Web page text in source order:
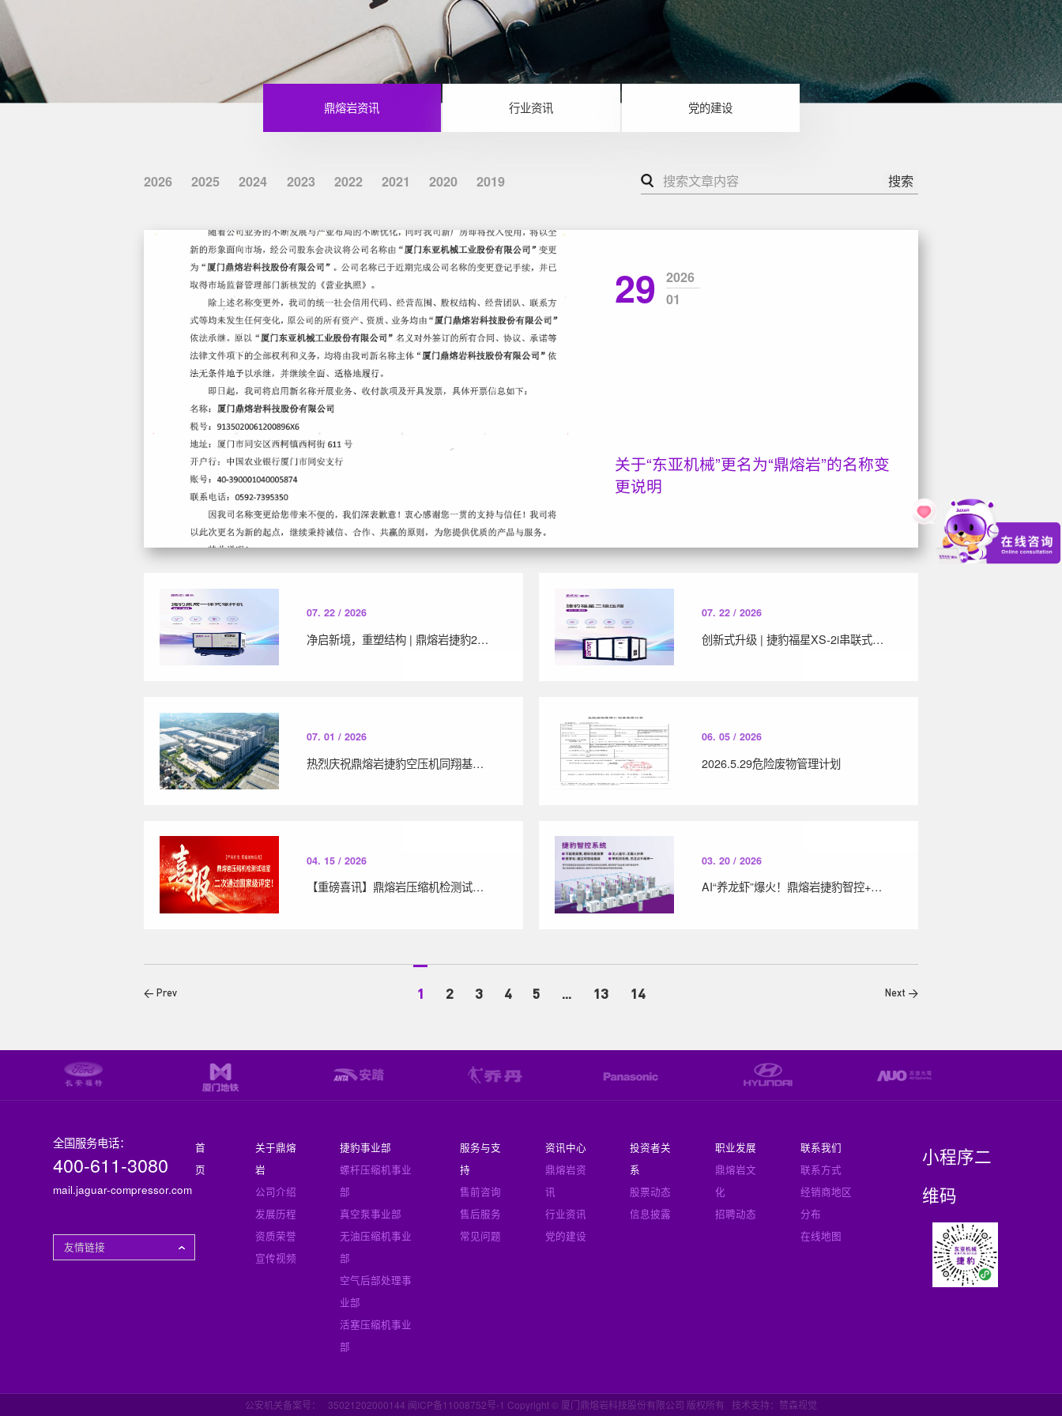
鼎熔岩资讯 行业资讯 党的建设
2026 2025 2024 2023 2022 2021 2020 2019 搜索
29
2026
01
关于“东亚机械”更名为“鼎熔岩”的名称变
更说明
07. 22 / 2026
净启新境，重塑结构 | 鼎熔岩捷豹2026年战略新品“LS双桶系列”全新上市
07. 22 / 2026
创新式升级 | 捷豹福星XS-2i串联式二级压缩系列
07. 01 / 2026
热烈庆祝鼎熔岩捷豹空压机同翔基地首批整机顺利下线
06. 05 / 2026
2026.5.29危险废物管理计划
04. 15 / 2026
【重磅喜讯】鼎熔岩压缩机检测试验室二次通过国家级评定！
03. 20 / 2026
AI“养龙虾”爆火！鼎熔岩捷豹智控+一级空压机站，赋能工业制造智能化升级
< Prev 1 2 3 4 5 ... 13 14 Next >
全国服务电话：
400-611-3080
mail.jaguar-compressor.com
友情链接
首
页
关于鼎熔
岩
公司介绍
发展历程
资质荣誉
宣传视频
捷豹事业部
螺杆压缩机事业
部
真空泵事业部
无油压缩机事业
部
空气后部处理事
业部
活塞压缩机事业
部
服务与支
持
售前咨询
售后服务
常见问题
资讯中心
鼎熔岩资
讯
行业资讯
党的建设
投资者关
系
股票动态
信息披露
职业发展
鼎熔岩文
化
招聘动态
联系我们
联系方式
经销商地区
分布
在线地图
小程序二
维码
公安机关备案号： 35021202000144 闽ICP备11008752号-1 Copyright © 厦门鼎熔岩科技股份有限公司 版权所有 技术支持：赞森视觉